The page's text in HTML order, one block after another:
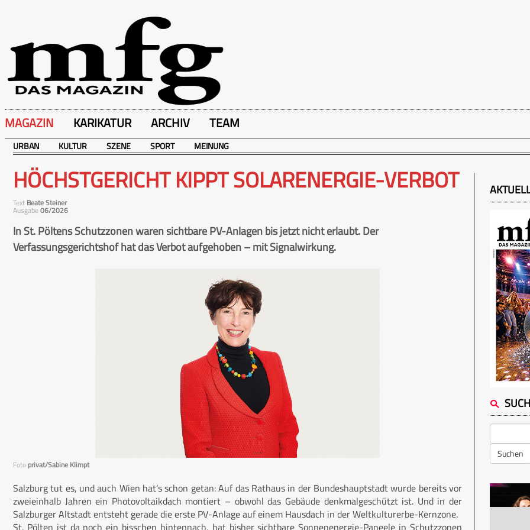
MAGAZIN KARIKATUR ARCHIV TEAM
URBAN KULTUR SZENE SPORT MEINUNG
HÖCHSTGERICHT KIPPT SOLARENERGIE-VERBOT
Text Beate Steiner
Ausgabe06/2026
In St. Pöltens Schutzzonen waren sichtbare PV-Anlagen bis jetzt nicht erlaubt. Der
Verfassungsgerichtshof hat das Verbot aufgehoben – mit Signalwirkung.
Foto privat/Sabine Klimpt
Salzburg tut es, und auch Wien hat’s schon getan: Auf das Rathaus in der Bundeshauptstadt wurde bereits vor
zweieinhalb Jahren ein Photovoltaikdach montiert – obwohl das Gebäude denkmalgeschützt ist. Und in der
Salzburger Altstadt entsteht gerade die erste PV-Anlage auf einem Hausdach in der Weltkulturerbe-Kernzone.
St. Pölten ist da noch ein bisschen hintennach, hat bisher sichtbare Sonnenenergie-Paneele in Schutzzonen
Suchen